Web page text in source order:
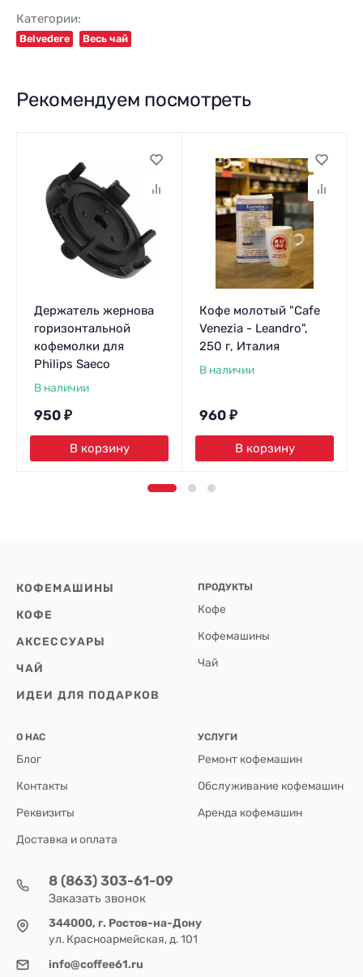
Категории:
Belvedere Весь чай
Рекомендуем посмотреть
Держатель жернова
горизонтальной
кофемолки для
Philips Saeco
В наличии
950 ₽
В корзину
Кофе молотый "Cafe
Venezia - Leandro",
250 г, Италия
В наличии
960 ₽
В корзину
КОФЕМАШИНЫ
КОФЕ
АКСЕССУАРЫ
ЧАЙ
ИДЕИ ДЛЯ ПОДАРКОВ
ПРОДУКТЫ
Кофе
Кофемашины
Чай
О НАС
Блог
Контакты
Реквизиты
Доставка и оплата
УСЛУГИ
Ремонт кофемашин
Обслуживание кофемашин
Аренда кофемашин
8 (863) 303-61-09
Заказать звонок
344000, г. Ростов-на-Дону
ул. Красноармейская, д. 101
info@coffee61.ru